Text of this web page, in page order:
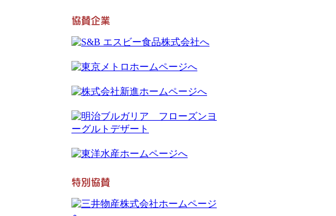
協賛企業
特別協賛